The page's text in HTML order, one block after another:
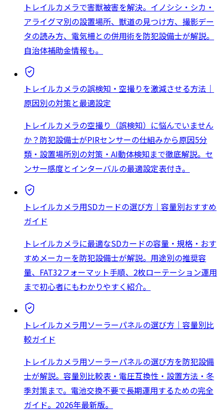
トレイルカメラで害獣被害を解決。イノシシ・シカ・
アライグマ別の設置場所、獣道の見つけ方、撮影デー
タの読み方、電気柵との併用術を防犯設備士が解説。
自治体補助金情報も。
トレイルカメラの誤検知・空撮りを激減させる方法｜
原因別の対策と最適設定
トレイルカメラの空撮り（誤検知）に悩んでいません
か？防犯設備士がPIRセンサーの仕組みから原因5分
類・設置場所別の対策・AI動体検知まで徹底解説。セ
ンサー感度とインターバルの最適設定表付き。
トレイルカメラ用SDカードの選び方｜容量別おすすめ
ガイド
トレイルカメラに最適なSDカードの容量・規格・おす
すめメーカーを防犯設備士が解説。用途別の推奨容
量、FAT32フォーマット手順、2枚ローテーション運用
まで初心者にもわかりやすく紹介。
トレイルカメラ用ソーラーパネルの選び方｜容量別比
較ガイド
トレイルカメラ用ソーラーパネルの選び方を防犯設備
士が解説。容量別比較表・電圧互換性・設置方法・冬
季対策まで。電池交換不要で長期運用するための完全
ガイド。2026年最新版。